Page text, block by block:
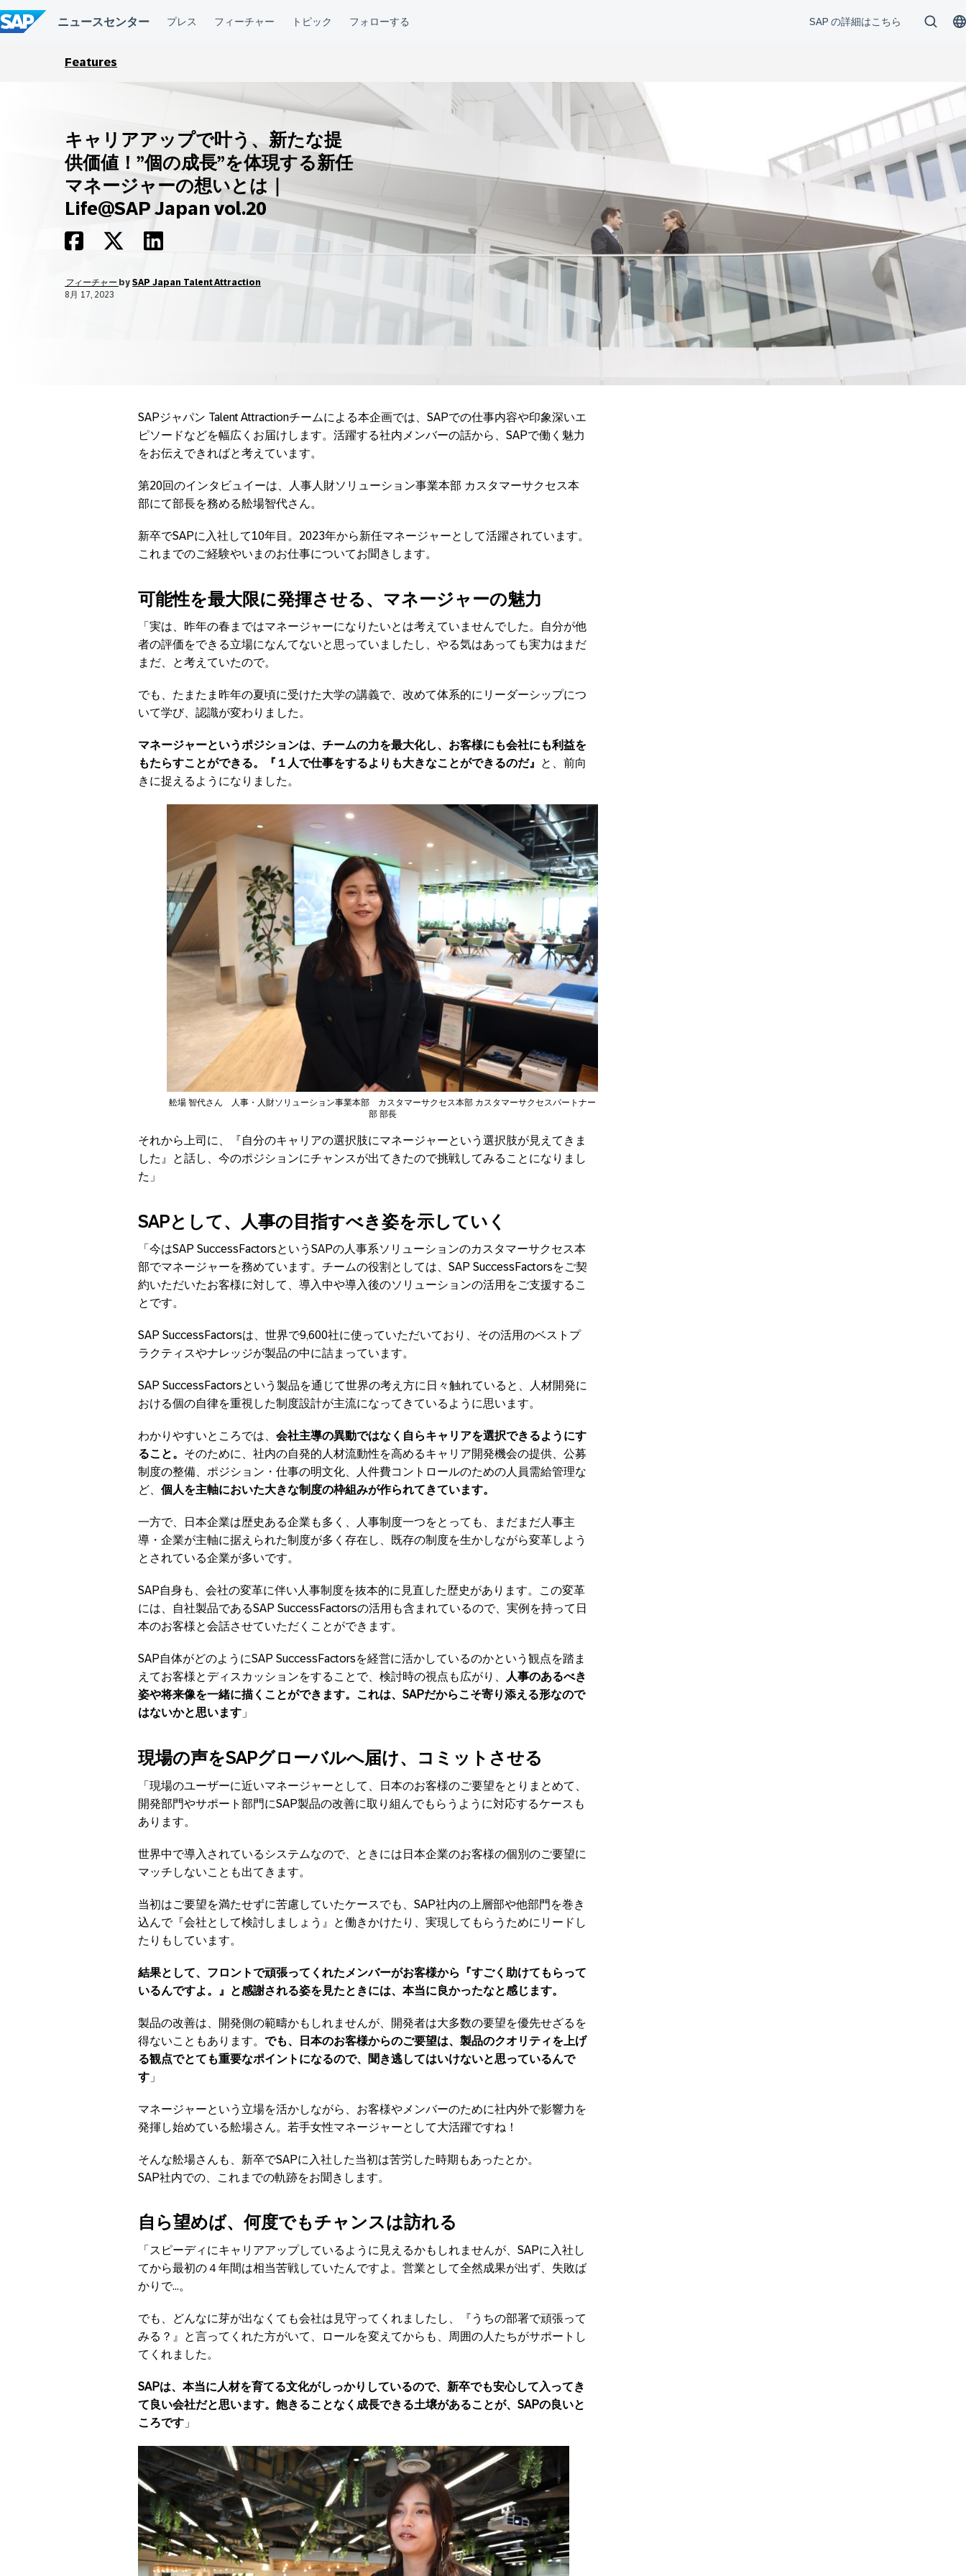
ン
テ
Features
キャリアアップで叶う、新たな提
供価値！”個の成長”を体現する新任
マネージャーの想いとは｜
Life@SAP Japan vol.20
フィーチャー by SAP Japan Talent Attraction
8月 17, 2023
SAPジャパン Talent Attractionチームによる本企画では、SAPでの仕事内容や印象深いエ
ピソードなどを幅広くお届けします。活躍する社内メンバーの話から、SAPで働く魅力
をお伝えできればと考えています。
第20回のインタビュイーは、人事人財ソリューション事業本部 カスタマーサクセス本
部にて部長を務める舩場智代さん。
新卒でSAPに入社して10年目。2023年から新任マネージャーとして活躍されています。
これまでのご経験やいまのお仕事についてお聞きします。
可能性を最大限に発揮させる、マネージャーの魅力
「実は、昨年の春まではマネージャーになりたいとは考えていませんでした。自分が他
者の評価をできる立場になんてないと思っていましたし、やる気はあっても実力はまだ
まだ、と考えていたので。
でも、たまたま昨年の夏頃に受けた大学の講義で、改めて体系的にリーダーシップにつ
いて学び、認識が変わりました。
マネージャーというポジションは、チームの力を最大化し、お客様にも会社にも利益を
もたらすことができる。『１人で仕事をするよりも大きなことができるのだ』
と、前向
きに捉えるようになりました。
舩場 智代さん 人事・人財ソリューション事業本部 カスタマーサクセス本部 カスタマーサクセスパートナー
部 部長
それから上司に、『自分のキャリアの選択肢にマネージャーという選択肢が見えてきま
した』と話し、今のポジションにチャンスが出てきたので挑戦してみることになりまし
た」
SAPとして、人事の目指すべき姿を示していく
「今はSAP SuccessFactorsというSAPの人事系ソリューションのカスタマーサクセス本
部でマネージャーを務めています。チームの役割としては、SAP SuccessFactorsをご契
約いただいたお客様に対して、導入中や導入後のソリューションの活用をご支援するこ
とです。
SAP SuccessFactorsは、世界で9,600社に使っていただいており、その活用のベストプ
ラクティスやナレッジが製品の中に詰まっています。
SAP SuccessFactorsという製品を通じて世界の考え方に日々触れていると、人材開発に
おける個の自律を重視した制度設計が主流になってきているように思います。
わかりやすいところでは、 会社主導の異動ではなく自らキャリアを選択できるようにす
ること。 そのために、社内の自発的人材流動性を高めるキャリア開発機会の提供、公募
制度の整備、ポジション・仕事の明文化、人件費コントロールのための人員需給管理な
ど、 個人を主軸においた大きな制度の枠組みが作られてきています。
一方で、日本企業は歴史ある企業も多く、人事制度一つをとっても、まだまだ人事主
導・企業が主軸に据えられた制度が多く存在し、既存の制度を生かしながら変革しよう
とされている企業が多いです。
SAP自身も、会社の変革に伴い人事制度を抜本的に見直した歴史があります。この変革
には、自社製品であるSAP SuccessFactorsの活用も含まれているので、実例を持って日
本のお客様と会話させていただくことができます。
SAP自体がどのようにSAP SuccessFactorsを経営に活かしているのかという観点を踏ま
えてお客様とディスカッションをすることで、検討時の視点も広がり、
人事のあるべき
姿や将来像を一緒に描くことができます。これは、SAPだからこそ寄り添える形なので
はないかと思います 」
現場の声をSAPグローバルへ届け、コミットさせる
「現場のユーザーに近いマネージャーとして、日本のお客様のご要望をとりまとめて、
開発部門やサポート部門にSAP製品の改善に取り組んでもらうように対応するケースも
あります。
世界中で導入されているシステムなので、ときには日本企業のお客様の個別のご要望に
マッチしないことも出てきます。
当初はご要望を満たせずに苦慮していたケースでも、SAP社内の上層部や他部門を巻き
込んで『会社として検討しましょう』と働きかけたり、実現してもらうためにリードし
たりもしています。
結果として、フロントで頑張ってくれたメンバーがお客様から『すごく助けてもらって
いるんですよ。』と感謝される姿を見たときには、本当に良かったなと感じます。
製品の改善は、開発側の範疇かもしれませんが、開発者は大多数の要望を優先せざるを
得ないこともあります。 でも、日本のお客様からのご要望は、製品のクオリティを上げ
る観点でとても重要なポイントになるので、聞き逃してはいけないと思っているんで
す 」
マネージャーという立場を活かしながら、お客様やメンバーのために社内外で影響力を
発揮し始めている舩場さん。若手女性マネージャーとして大活躍ですね！
そんな舩場さんも、新卒でSAPに入社した当初は苦労した時期もあったとか。
SAP社内での、これまでの軌跡をお聞きします。
自ら望めば、何度でもチャンスは訪れる
「スピーディにキャリアアップしているように見えるかもしれませんが、SAPに入社し
てから最初の４年間は相当苦戦していたんですよ。営業として全然成果が出ず、失敗ば
かりで…。
でも、どんなに芽が出なくても会社は見守ってくれましたし、『うちの部署で頑張って
みる？』と言ってくれた方がいて、ロールを変えてからも、周囲の人たちがサポートし
てくれました。
SAPは、本当に人材を育てる文化がしっかりしているので、新卒でも安心して入ってき
て良い会社だと思います。飽きることなく成長できる土壌があることが、SAPの良いと
ころです 」